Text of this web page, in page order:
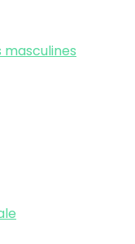
masculines